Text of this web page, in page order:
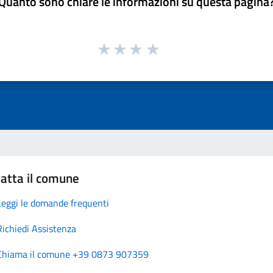
il comune
le domande frequenti
Assistenza
il comune +39 0873 907359